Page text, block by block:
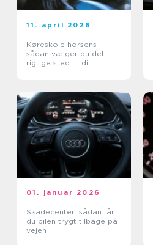
11. april 2026
Køreskole horsens
sådan vælger du det
rigtige sted til dit
01. januar 2026
Skadecenter: sådan får
du bilen trygt tilbage på
vejen